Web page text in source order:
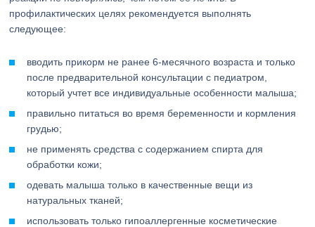
профилактических целях рекомендуется выполнять
следующее:
вводить прикорм не ранее 6-месячного возраста и только
после предварительной консультации с педиатром,
который учтет все индивидуальные особенности малыша;
правильно питаться во время беременности и кормления
грудью;
не применять средства с содержанием спирта для
обработки кожи;
одевать малыша только в качественные вещи из
натуральных тканей;
использовать только гипоаллергенные косметические